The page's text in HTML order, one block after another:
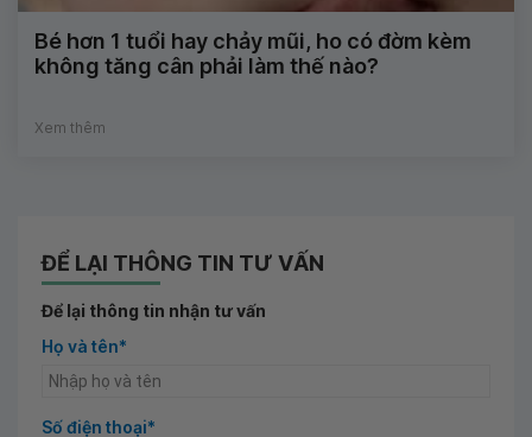
Bé hơn 1 tuổi hay chảy mũi, ho có đờm kèm
không tăng cân phải làm thế nào?
Xem thêm
ĐỂ LẠI THÔNG TIN TƯ VẤN
Để lại thông tin nhận tư vấn
Họ và tên*
Số điện thoại*